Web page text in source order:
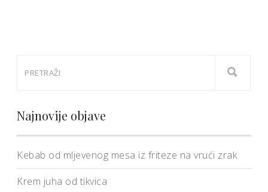
Najnovije objave
Kebab od mljevenog mesa iz friteze na vrući zrak
Krem juha od tikvica